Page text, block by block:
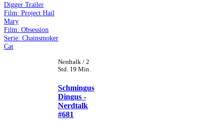
Digger Trailer
Film: Project Hail
Mary
Film: Obsession
Serie: Chainsmoker
Cat
Nerdtalk / 2
Std. 19 Min.
Schmingus
Dingus -
Nerdtalk
#681